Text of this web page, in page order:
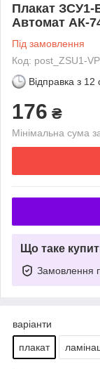
Плакат ЗСУ1-
Автомат АК-
Під замовлення
Код: post_ZSU1-
Відправка з 12
176 ₴
Мінімальна сума
Що таке
Замовлення
варіанти
плакат